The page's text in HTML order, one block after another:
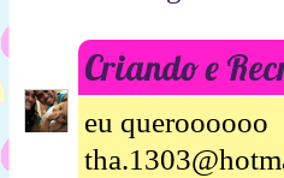
Criando e
eu queroooooo